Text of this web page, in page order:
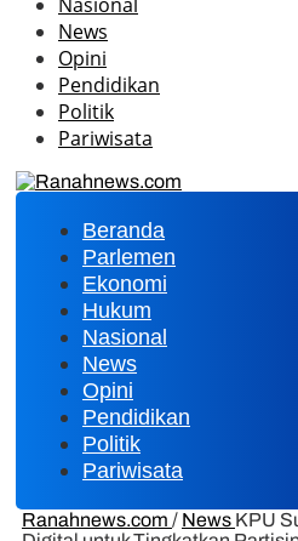
News
Opini
Pendidikan
Politik
Pariwisata
Beranda
Parlemen
Ekonomi
Hukum
Nasional
News
Opini
Pendidikan
Politik
Pariwisata
Ranahnews.com / News KPU